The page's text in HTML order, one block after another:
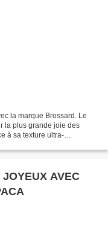
la marque Brossard. Le
la plus grande joie des
à sa texture ultra-
AVEC